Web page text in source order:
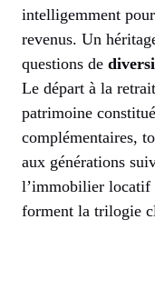
intelligemment
revenus. Un
questions de
Le départ à la
patrimoine
complémentaires,
aux générations
l’immobilier locatif
forment la trilogie